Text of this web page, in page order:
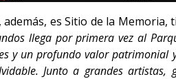
es Sitio de la Memoria,
llega por primera vez al
y un profundo valor patrimonial
Junto a grandes artistas,